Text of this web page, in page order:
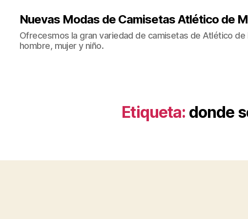
Nuevas Modas de Camisetas Atlético de
Ofrecesmos la gran variedad de camisetas de Atlético de
hombre, mujer y niño.
Etiqueta: donde